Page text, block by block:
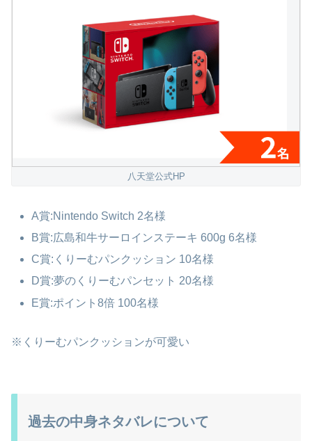
八天堂公式HP
A賞:Nintendo Switch 2名様
B賞:広島和牛サーロインステーキ 600g 6名様
C賞:くりーむパンクッション 10名様
D賞:夢のくりーむパンセット 20名様
E賞:ポイント8倍 100名様
※くりーむパンクッションが可愛い
過去の中身ネタバレについて